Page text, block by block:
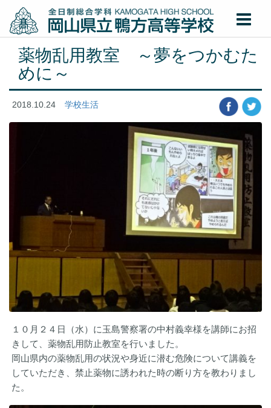
薬物乱用教室 ～夢をつかむた
めに～
2018.10.24 学校生活
１０月２４日（水）に玉島警察署の中村義幸様を講師にお招
きして、薬物乱用防止教室を行いました。
岡山県内の薬物乱用の状況や身近に潜む危険について講義を
していただき、禁止薬物に誘われた時の断り方を教わりまし
た。